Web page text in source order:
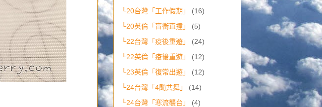
└20台灣「工作假期」
(16)
└20英倫「盲衝直撞」
(5)
└22台灣「疫後重遊」
(24)
└22英倫「疫後重遊」
(12)
└23英倫「復常出遊」
(12)
└24台灣「4颱共舞」
(14)
└24台灣「寒流襲台」
(4)